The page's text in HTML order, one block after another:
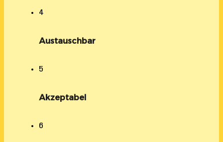
4
Austauschbar
5
Akzeptabel
6